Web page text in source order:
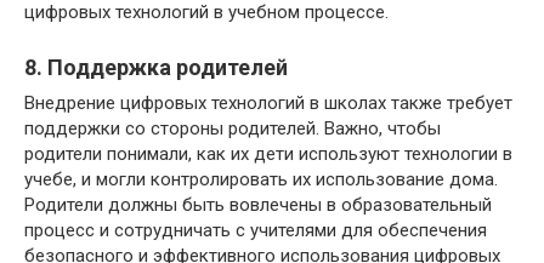
цифровых технологий в учебном процессе.
8. Поддержка родителей
Внедрение цифровых технологий в школах также требует
поддержки со стороны родителей. Важно, чтобы
родители понимали, как их дети используют технологии в
учебе, и могли контролировать их использование дома.
Родители должны быть вовлечены в образовательный
процесс и сотрудничать с учителями для обеспечения
безопасного и эффективного использования цифровых